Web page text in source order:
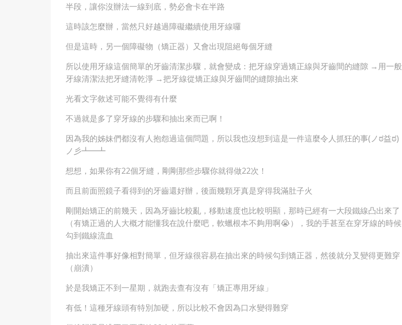
半段，讓你沒辦法一線到底，勢必會卡在半路
這時該怎麼辦，當然只好越過障礙繼續使用牙線囉
但是這時，另一個障礙物（矯正器）又會出現阻絕每個牙縫
所以使用牙線這個簡單的牙齒清潔步驟，就會變成：把牙線穿過矯正線與牙齒間的縫隙 →用一般
牙線清潔法把牙縫清乾淨 →把牙線從矯正線與牙齒間的縫隙抽出來
光看文字敘述可能不覺得有什麼
不過就是多了穿牙線的步驟和抽出來而已啊！
因為我的姊妹們都沒有人抱怨過這個問題，所以我也沒想到這是一件這麼令人抓狂的事(ノಠ益ಠ)
ノ彡┻━┻
想想，如果你有22個牙縫，剛剛那些步驟你就得做22次！
而且前面照鏡子看得到的牙齒還好辦，後面幾顆牙真是穿得我滿肚子火
剛開始矯正的前幾天，因為牙齒比較亂，移動速度也比較明顯，那時已經有一大段鐵線凸出來了
（有矯正過的人大概才能懂我在說什麼吧，軟蠟根本不夠用啊😭），我的手甚至在穿牙線的時候
勾到鐵線流血
抽出來這件事好像相對簡單，但牙線很容易在抽出來的時候勾到矯正器，然後就分叉變得更難穿
（崩潰）
於是我矯正不到一星期，就跑去查有沒有「矯正專用牙線」
有低！這種牙線頭有特別加硬，所以比較不會因為口水變得難穿